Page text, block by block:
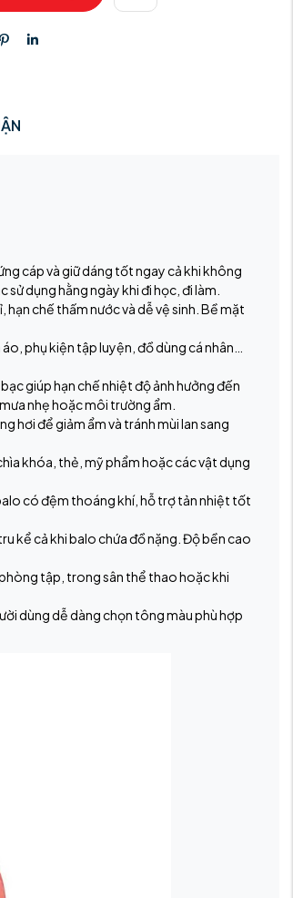
cáp và giữ dáng tốt ngay cả khi không
dụng hằng ngày khi đi học, đi làm.
hạn chế thấm nước và dễ vệ sinh. Bề mặt
phụ kiện tập luyện, đồ dùng cá nhân…
giúp hạn chế nhiệt độ ảnh hưởng đến
nhẹ hoặc môi trường ẩm.
hơi để giảm ẩm và tránh mùi lan sang
khóa, thẻ, mỹ phẩm hoặc các vật dụng
có đệm thoáng khí, hỗ trợ tản nhiệt tốt
kể cả khi balo chứa đồ nặng. Độ bền cao
tập, trong sân thể thao hoặc khi
dùng dễ dàng chọn tông màu phù hợp